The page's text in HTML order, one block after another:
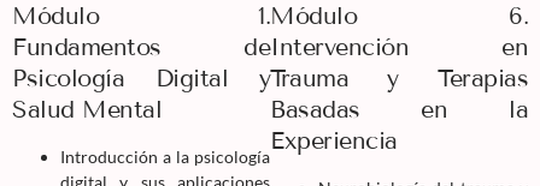
Módulo 1.
Fundamentos de
Psicología Digital y
Salud Mental
Introducción a la psicología
Módulo 6.
Intervención en
Trauma y Terapias
Basadas en la
Experiencia